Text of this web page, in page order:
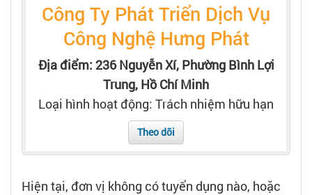
Tìm việc làm
Tạo hồ sơ
Cẩm nang việc làm
Bạn cần tuyển người
Nhà tuyển dụng
Công Ty Phát Triển Dịch Vụ
Công Nghệ Hưng Phát
Địa điểm: 236 Nguyễn Xí, Phường Bình Lợi
Trung, Hồ Chí Minh
Loại hình hoạt động: Trách nhiệm hữu hạn
Theo dõi
Hiện tại, đơn vị không có tuyển dụng nào, hoặc